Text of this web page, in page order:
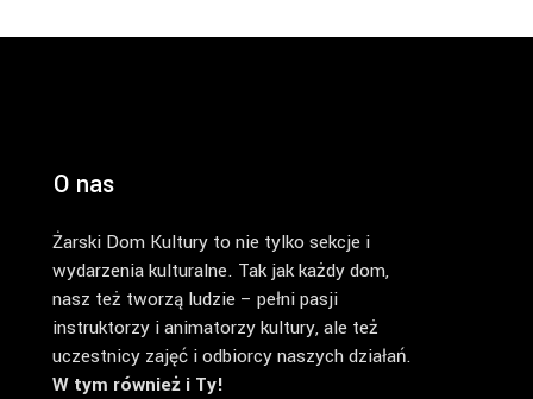
O nas
Żarski Dom Kultury to nie tylko sekcje i
wydarzenia kulturalne. Tak jak każdy dom,
nasz też tworzą ludzie – pełni pasji
instruktorzy i animatorzy kultury, ale też
uczestnicy zajęć i odbiorcy naszych działań.
W tym również i Ty!